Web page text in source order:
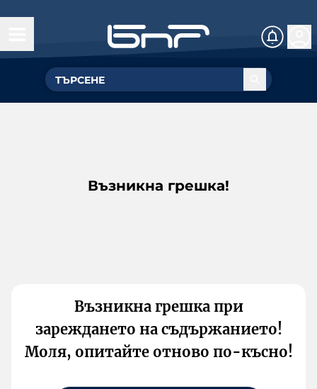
Възникна грешка!
Възникна грешка при
зареждането на съдържанието!
Моля, опитайте отново по-късно!